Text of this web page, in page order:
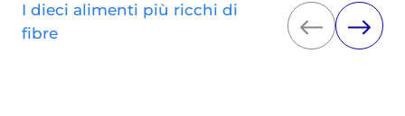
I dieci alimenti più ricchi di
fibre